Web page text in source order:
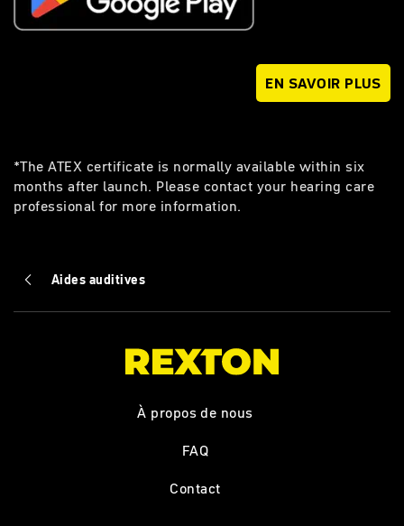
EN SAVOIR PLUS
*The ATEX certificate is normally available within six
months after launch. Please contact your hearing care
professional for more information.
Aides auditives
À propos de nous
FAQ
Contact